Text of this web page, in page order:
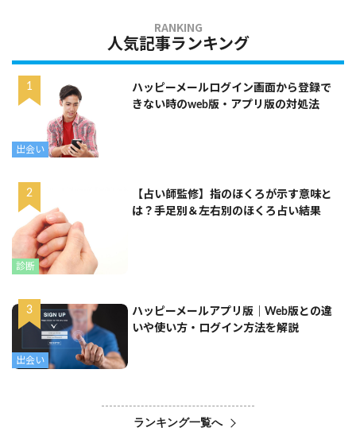
人気記事ランキング
出会い
ハッピーメールログイン画面から登録で
きない時のweb版・アプリ版の対処法
診断
【占い師監修】指のほくろが示す意味と
は？手足別＆左右別のほくろ占い結果
出会い
ハッピーメールアプリ版｜Web版との違
いや使い方・ログイン方法を解説
ランキング一覧へ